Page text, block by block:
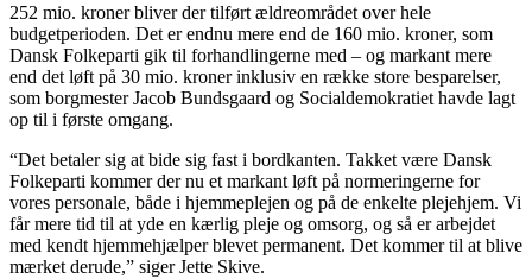
252 mio. kroner bliver der tilført ældreområdet over hele
budgetperioden. Det er endnu mere end de 160 mio. kroner, som
Dansk Folkeparti gik til forhandlingerne med – og markant mere
end det løft på 30 mio. kroner inklusiv en række store besparelser,
som borgmester Jacob Bundsgaard og Socialdemokratiet havde lagt
op til i første omgang.
“Det betaler sig at bide sig fast i bordkanten. Takket være Dansk
Folkeparti kommer der nu et markant løft på normeringerne for
vores personale, både i hjemmeplejen og på de enkelte plejehjem. Vi
får mere tid til at yde en kærlig pleje og omsorg, og så er arbejdet
med kendt hjemmehjælper blevet permanent. Det kommer til at blive
mærket derude,” siger Jette Skive.